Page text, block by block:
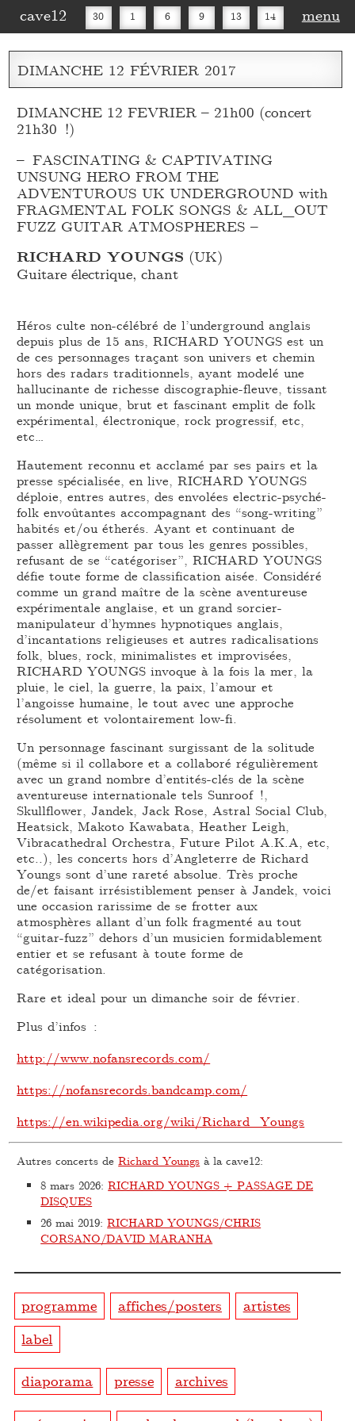
cave12 30 1 6 9 13 14
16 20 27 30
menu
DIMANCHE 12 FÉVRIER 2017
DIMANCHE 12 FEVRIER – 21h00 (concert
21h30 !)
– FASCINATING & CAPTIVATING
UNSUNG HERO FROM THE
ADVENTUROUS UK UNDERGROUND with
FRAGMENTAL FOLK SONGS & ALL_ OUT
FUZZ GUITAR ATMOSPHERES –
RICHARD YOUNGS (UK)
Guitare électrique, chant
Héros culte non-célébré de l’underground anglais
depuis plus de 15 ans, RICHARD YOUNGS est un
de ces personnages traçant son univers et chemin
hors des radars traditionnels, ayant modelé une
hallucinante de richesse discographie-fleuve, tissant
un monde unique, brut et fascinant emplit de folk
expérimental, électronique, rock progressif, etc,
etc…
Hautement reconnu et acclamé par ses pairs et la
presse spécialisée, en live, RICHARD YOUNGS
déploie, entres autres, des envolées electric-psyché-
folk envoûtantes accompagnant des “song-writing”
habités et/ou étherés. Ayant et continuant de
passer allègrement par tous les genres possibles,
refusant de se “catégoriser”, RICHARD YOUNGS
défie toute forme de classification aisée. Considéré
comme un grand maître de la scène aventureuse
expérimentale anglaise, et un grand sorcier-
manipulateur d’hymnes hypnotiques anglais,
d’incantations religieuses et autres radicalisations
folk, blues, rock, minimalistes et improvisées,
RICHARD YOUNGS invoque à la fois la mer, la
pluie, le ciel, la guerre, la paix, l’amour et
l’angoisse humaine, le tout avec une approche
résolument et volontairement low-fi.
Un personnage fascinant surgissant de la solitude
(même si il collabore et a collaboré régulièrement
avec un grand nombre d’entités-clés de la scène
aventureuse internationale tels Sunroof !,
Skullflower, Jandek, Jack Rose, Astral Social Club,
Heatsick, Makoto Kawabata, Heather Leigh,
Vibracathedral Orchestra, Future Pilot A.K.A, etc,
etc..), les concerts hors d’Angleterre de Richard
Youngs sont d’une rareté absolue. Très proche
de/et faisant irrésistiblement penser à Jandek, voici
une occasion rarissime de se frotter aux
atmosphères allant d’un folk fragmenté au tout
“guitar-fuzz” dehors d’un musicien formidablement
entier et se refusant à toute forme de
catégorisation.
Rare et ideal pour un dimanche soir de février.
Plus d’infos :
http://www.nofansrecords.com/
https://nofansrecords.bandcamp.com/
https://en.wikipedia.org/wiki/Richard_Youngs
Autres concerts deRichard Youngs à la cave12:
8 mars 2026:RICHARD YOUNGS + PASSAGE DE
DISQUES
26 mai 2019:RICHARD YOUNGS/CHRIS
CORSANO/DAVID MARANHA
programme affiches/posters
artistes
label
diaporama presse archives